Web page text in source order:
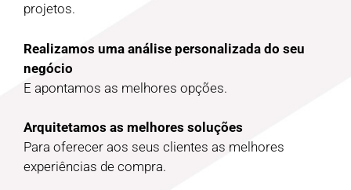
projetos.
Realizamos uma análise personalizada do seu
negócio
E apontamos as melhores opções.
Arquitetamos as melhores soluções
Para oferecer aos seus clientes as melhores
experiências de compra.